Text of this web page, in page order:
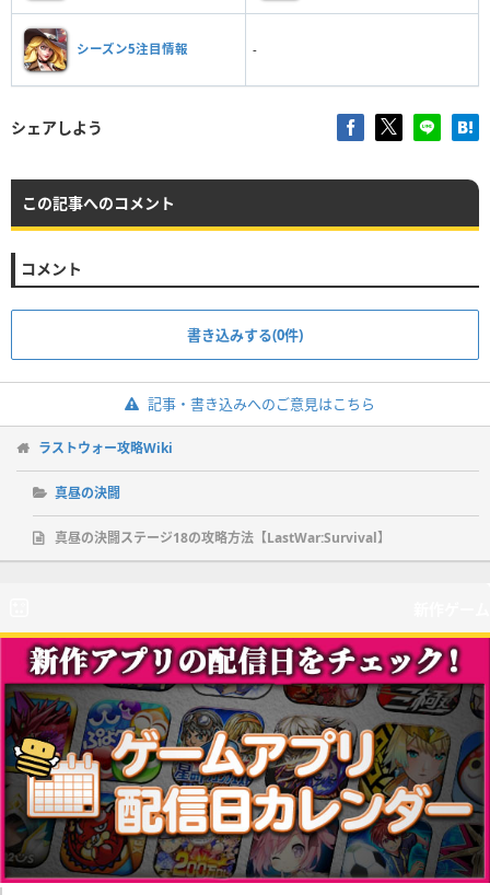
シーズン5注目情報 -
シェアしよう
この記事へのコメント
コメント
書き込みする(0件)
記事・書き込みへのご意見はこちら
ラストウォー攻略Wiki
真昼の決闘
真昼の決闘ステージ18の攻略方法【LastWar:Survival】